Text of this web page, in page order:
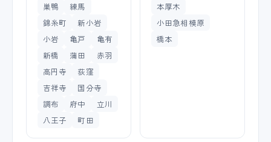
巣鴨
練馬
錦糸町
新小岩
小岩
亀戸
亀有
新橋
蒲田
赤羽
高円寺
荻窪
吉祥寺
国分寺
調布
府中
立川
八王子
町田
本厚木
小田急相模原
橋本